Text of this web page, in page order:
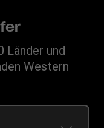
Länder und
Western